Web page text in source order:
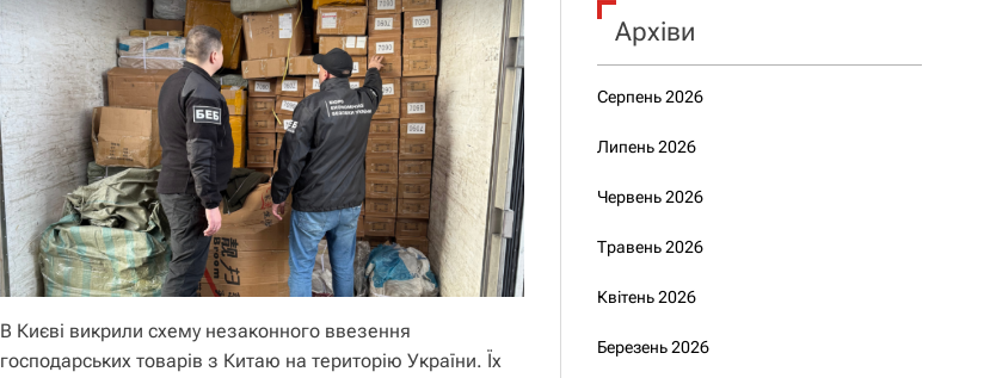
В Києві викрили схему незаконного ввезення
господарських товарів з Китаю на територію України. Їх
Архіви
Серпень 2026
Липень 2026
Червень 2026
Травень 2026
Квітень 2026
Березень 2026